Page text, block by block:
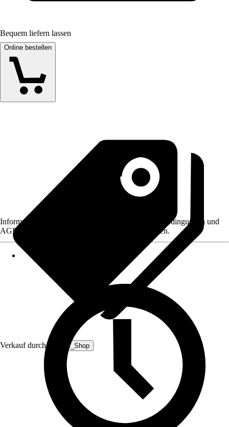
Bequem liefern lassen
Online bestellen
Verkauf durch: HEPE_Shop
Informationen des Verkäufers, wie z. B. Rückgabebedingungen und
AGB, finden Sie bei Klick auf den Verkäufernamen.